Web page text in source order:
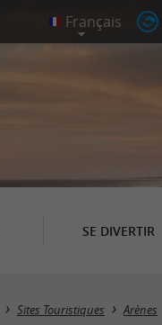
SE DIVERTIR
Sites Touristiques Arènes